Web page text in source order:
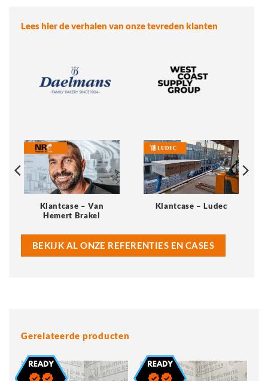
Lees hier de verhalen van onze tevreden klanten
Klantcase – Van
Hemert Brakel
Klantcase – Ludec
BEKIJK AL ONZE REFERENTIES EN CASES
Gerelateerde producten